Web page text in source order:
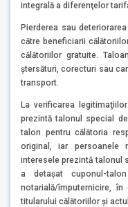
integrală a diferenţelor
Pierderea sau
către beneficiarii
călătoriilor gratuite.
ştersături, corecturi sau
transport.
La verificarea
prezintă talonul special
talon pentru călătoria
original, iar persoanele
interesele prezintă talonul
a detașat cuponul-
notarială/împuternicire,
titularului călătoriilor și